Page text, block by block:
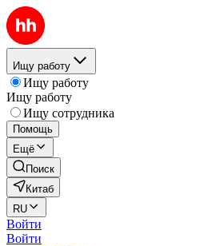
Ищу работу
Ищу работу
Ищу работу
Ищу сотрудника
Помощь
Ещё
Поиск
Китаб
RU
Войти
Войти